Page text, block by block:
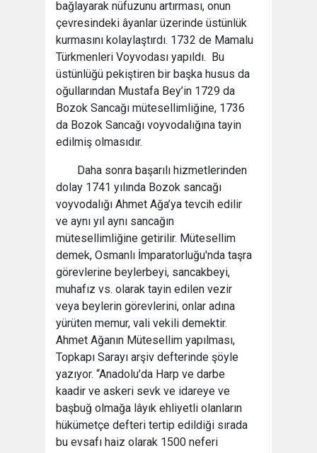
bağlayarak nüfuzunu artırması, onun
çevresindeki âyanlar üzerinde üstünlük
kurmasını kolaylaştırdı. 1732 de Mamalu
Türkmenleri Voyvodası yapıldı. Bu
üstünlüğü pekiştiren bir başka husus da
oğullarından Mustafa Bey’in 1729 da
Bozok Sancağı mütesellimliğine, 1736
da Bozok Sancağı voyvodalığına tayin
edilmiş olmasıdır.
Daha sonra başarılı hizmetlerinden
dolay 1741 yılında Bozok sancağı
voyvodalığı Ahmet Ağa’ya tevcih edilir
ve aynı yıl aynı sancağın
mütesellimliğine getirilir. Mütesellim
demek, Osmanlı İmparatorluğu'nda taşra
görevlerine beylerbeyi, sancakbeyi,
muhafız vs. olarak tayin edilen vezir
veya beylerin görevlerini, onlar adına
yürüten memur, vali vekili demektir.
Ahmet Ağanın Mütesellim yapılması,
Topkapı Sarayı arşiv defterinde şöyle
yazıyor. “Anadolu’da Harp ve darbe
kaadir ve askeri sevk ve idareye ve
başbuğ olmağa lâyık ehliyetli olanların
hükümetçe defteri tertip edildiği sırada
bu evsafı haiz olarak 1500 neferi